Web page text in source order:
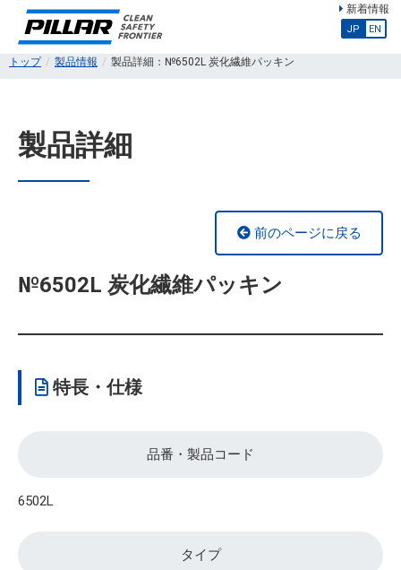
新着情報
JP EN
トップ 製品情報 製品詳細：№6502L 炭化繊維パッキン
製品詳細
前のページに戻る
№6502L 炭化繊維パッキン
特長・仕様
品番・製品コード
6502L
タイプ